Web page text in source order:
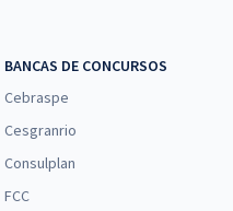
BANCAS DE CONCURSOS
Cebraspe
Cesgranrio
Consulplan
FCC